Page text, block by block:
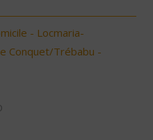
- Locmaria-
Conquet/Trébabu -